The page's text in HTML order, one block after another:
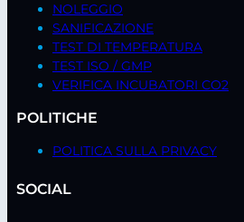
NOLEGGIO
SANIFICAZIONE
TEST DI TEMPERATURA
TEST ISO / GMP
VERIFICA INCUBATORI CO2
POLITICHE
POLITICA SULLA PRIVACY
SOCIAL